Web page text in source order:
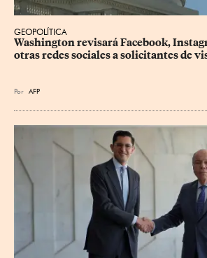
GEOPOLÍTICA
Washington revisará Facebook,
otras redes sociales a solicitantes de
Por AFP